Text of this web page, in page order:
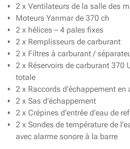
2 x Ventilateurs de la salle des
Moteurs Yanmar de 370 ch
2 x hélices – 4 pales fixes
2 x Remplisseurs de carburant
2 x Filtres à carburant /
2 x Réservoirs de carburant 370
totale
2 x Raccords d’échappement
2 x Sas d’échappement
2 x Crépines d’entrée d’eau de
2 x Sondes de température de
avec alarme sonore à la barre